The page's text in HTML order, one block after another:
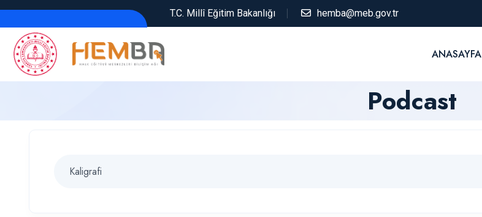
T.C. Millî Eğitim Bakanlığı hemba@meb.gov.tr
ANASAYFA
Podcast